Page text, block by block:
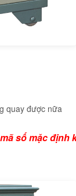
quay được nữa
số mặc